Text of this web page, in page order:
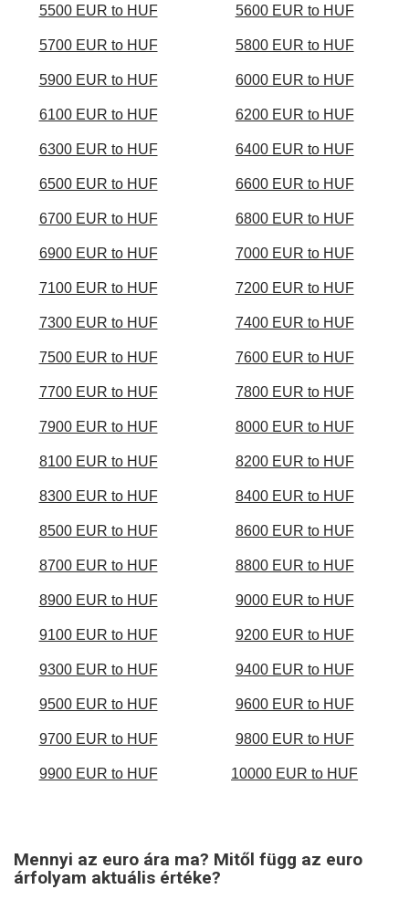
5500 EUR to HUF 5600 EUR to HUF
5700 EUR to HUF 5800 EUR to HUF
5900 EUR to HUF 6000 EUR to HUF
6100 EUR to HUF 6200 EUR to HUF
6300 EUR to HUF 6400 EUR to HUF
6500 EUR to HUF 6600 EUR to HUF
6700 EUR to HUF 6800 EUR to HUF
6900 EUR to HUF 7000 EUR to HUF
7100 EUR to HUF 7200 EUR to HUF
7300 EUR to HUF 7400 EUR to HUF
7500 EUR to HUF 7600 EUR to HUF
7700 EUR to HUF 7800 EUR to HUF
7900 EUR to HUF 8000 EUR to HUF
8100 EUR to HUF 8200 EUR to HUF
8300 EUR to HUF 8400 EUR to HUF
8500 EUR to HUF 8600 EUR to HUF
8700 EUR to HUF 8800 EUR to HUF
8900 EUR to HUF 9000 EUR to HUF
9100 EUR to HUF 9200 EUR to HUF
9300 EUR to HUF 9400 EUR to HUF
9500 EUR to HUF 9600 EUR to HUF
9700 EUR to HUF 9800 EUR to HUF
9900 EUR to HUF 10000 EUR to HUF
Mennyi az euro ára ma? Mitől függ az euro
árfolyam aktuális értéke?